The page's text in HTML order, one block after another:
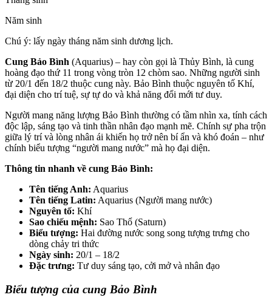
Năm sinh
Chú ý: lấy ngày tháng năm sinh dương lịch.
Cung Bảo Bình (Aquarius) – hay còn gọi là Thủy Bình, là cung
hoàng đạo thứ 11 trong vòng tròn 12 chòm sao. Những người sinh
từ 20/1 đến 18/2 thuộc cung này. Bảo Bình thuộc nguyên tố Khí,
đại diện cho trí tuệ, sự tự do và khả năng đổi mới tư duy.
Người mang năng lượng Bảo Bình thường có tầm nhìn xa, tính cách
độc lập, sáng tạo và tinh thần nhân đạo mạnh mẽ. Chính sự pha trộn
giữa lý trí và lòng nhân ái khiến họ trở nên bí ẩn và khó đoán – như
chính biểu tượng “người mang nước” mà họ đại diện.
Thông tin nhanh về cung Bảo Bình:
Tên tiếng Anh: Aquarius
Tên tiếng Latin: Aquarius (Người mang nước)
Nguyên tố: Khí
Sao chiếu mệnh: Sao Thổ (Saturn)
Biểu tượng: Hai đường nước song song tượng trưng cho
dòng chảy tri thức
Ngày sinh: 20/1 – 18/2
Đặc trưng: Tư duy sáng tạo, cởi mở và nhân đạo
Biểu tượng của cung Bảo Bình